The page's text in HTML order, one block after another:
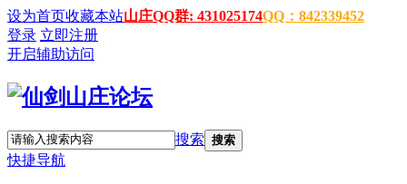
设为首页收藏本站山庄QQ群: 431025174QQ：842339452
登录 立即注册
开启辅助访问
搜索 搜索
快捷导航